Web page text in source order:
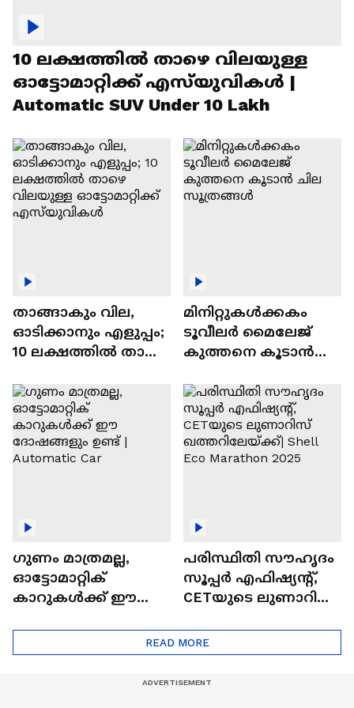
10 ലക്ഷത്തിൽ താഴെ വിലയുള്ള
ഓട്ടോമാറ്റിക്ക് എസ്‍യുവികൾ |
Automatic SUV Under 10 Lakh
താങ്ങാകും വില,
ഓടിക്കാനും എളുപ്പം;
10 ലക്ഷത്തിൽ താഴെ
ഓട്ടോമാറ്റിക്ക്
എസ്‍യുവികൾ
മിനിറ്റുകൾക്കകം
ടൂവീലർ മൈലേജ്
കുത്തനെ കൂടാൻ
ഗുണം മാത്രമല്ല,
ഓട്ടോമാറ്റിക്
കാറുകൾക്ക് ഈ
പരിസ്ഥിതി സൗഹൃദം
സൂപ്പർ എഫിഷ്യന്റ്,
CETയുടെ ലുണാറിസ്
Eco Marathon 2025
READ MORE